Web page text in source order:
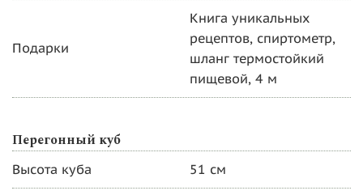
Подарки
Книга уникальных
рецептов, спиртометр,
шланг термостойкий
пищевой, 4 м
Перегонный куб
Высота куба 51 см